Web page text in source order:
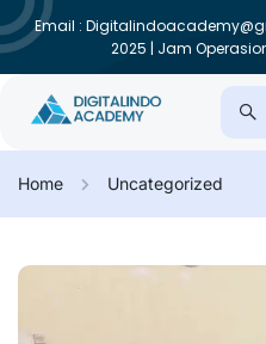
Email :
2025 | Jam
Home Uncategorized